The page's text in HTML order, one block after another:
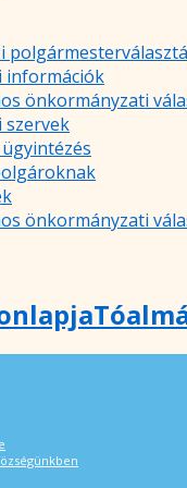
információk
önkormányzati
szervek
önkormányzati